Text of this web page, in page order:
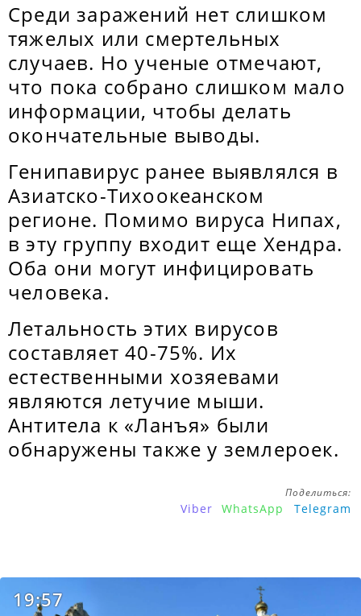
Среди заражений нет слишком
тяжелых или смертельных
случаев. Но ученые отмечают,
что пока собрано слишком мало
информации, чтобы делать
окончательные выводы.
Генипавирус ранее выявлялся в
Азиатско-Тихоокеанском
регионе. Помимо вируса Нипах,
в эту группу входит еще Хендра.
Оба они могут инфицировать
человека.
Летальность этих вирусов
составляет 40-75%. Их
естественными хозяевами
являются летучие мыши.
Антитела к «Ланъя» были
обнаружены также у землероек.
Поделиться:
Viber WhatsApp Telegram
19:57